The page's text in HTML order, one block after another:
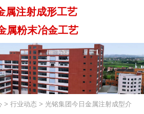
PM 金属粉末治金工艺
属注射成形工艺
属粉末冶金工艺
> 行业动态 > 光铭集团今日金属注射成型介